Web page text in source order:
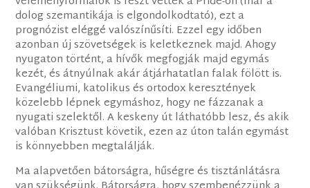
dolog szemantikája is elgondolkodtató), ezt a
prognózist eléggé valószínűsíti. Ezzel egy időben
azonban új szövetségek is keletkeznek majd. Ahogy
nyugaton történt, a hívők megfogják majd egymás
kezét, és átnyúlnak akár átjárhatatlan falak fölött is.
Evangéliumi, katolikus és ortodox keresztények
közelebb lépnek egymáshoz, hogy ne fázzanak a
nyugati szelektől. A keskeny út láthatóbb lesz, és akik
valóban Krisztust követik, ezen az úton talán egymást
is könnyebben megtalálják.
Ma alapvetően bátorságra, hűségre és tisztánlátásra